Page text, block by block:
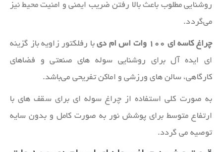
روشنایی مطلوب باعث بالا رفتن ضریب ایمنی و امنیت محیط نیز
می‌گردد.
چراغ کاسه ای ۱۰۰ وات اس ام دی
با رفلکتور زاویه باز گزینه
ای ایده آل برای روشنایی سوله های صنعتی و فضاهای
کارگاهی، سالن های ورزشی و اماکن تفریحی می‌باشد.
به صورت کلی استفاده از چراغ سوله ای برای سقف های با
ارتفاع متوسط برای پوشش نور به صورت کامل و بدون سایه
توصیه می گردد.